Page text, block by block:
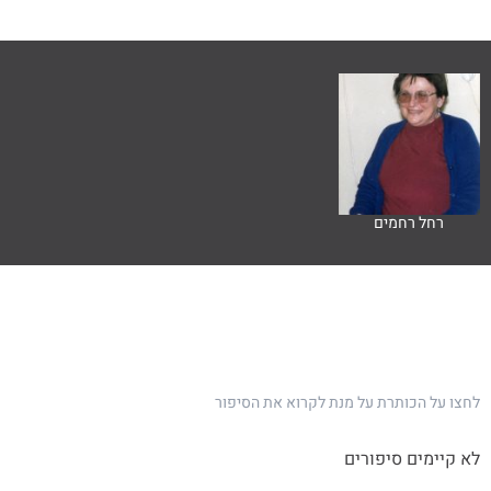
רחל רחמים
לחצו על הכותרת על מנת לקרוא את הסיפור
לא קיימים סיפורים